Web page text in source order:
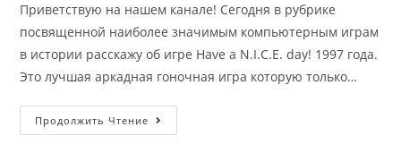
Приветствую на нашем канале! Сегодня в рубрике
посвященной наиболее значимым компьютерным играм
в истории расскажу об игре Have a N.I.C.E. day! 1997 года.
Это лучшая аркадная гоночная игра которую только…
Продолжить Чтение Акселератор
–